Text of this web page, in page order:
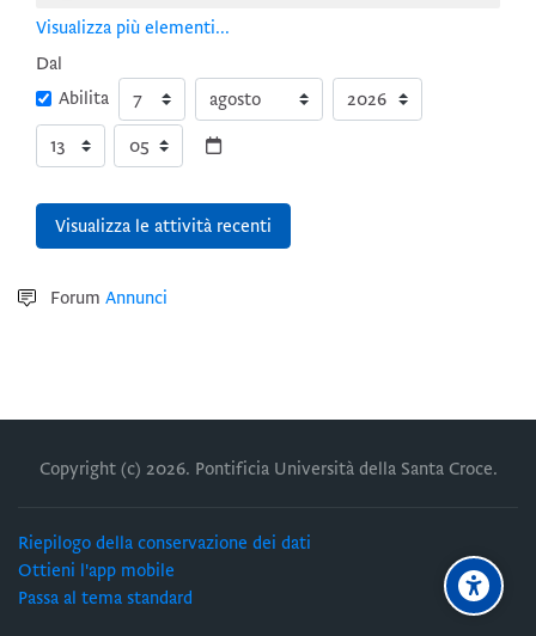
Visualizza più elementi...
Dal
DalAbilita Giorno Anno
Ora Minuto
Forum Annunci
Copyright (c) 2026. Pontificia Università della Santa Croce.
Riepilogo della conservazione dei dati
Ottieni l'app mobile
Passa al tema standard